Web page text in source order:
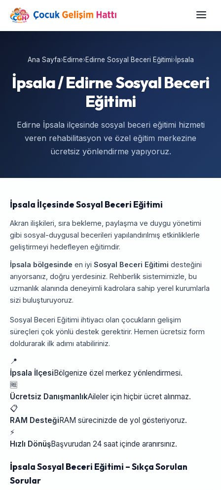
Ana Sayfa›Edirne›Edirne Sosyal Beceri Eğitimi›İpsala
İpsala / Edirne Sosyal Beceri
Eğitimi
Edirne İpsala ilçesinde sosyal beceri eğitimi hizmeti
veren rehabilitasyon ve özel eğitim merkezine
ücretsiz yönlendirme yapıyoruz.
İpsala İlçesinde Sosyal Beceri Eğitimi
Akran ilişkileri, sıra bekleme, paylaşma ve duygu yönetimi
gibi sosyal-duygusal becerileri yapılandırılmış etkinliklerle
geliştirmeyi hedefleyen eğitimdir.
İpsala bölgesinde en iyi Sosyal Beceri Eğitimi desteğini
arıyorsanız, doğru yerdesiniz. Rehberlik sistemimizle, bu
uzmanlık alanında deneyimli kadrolara sahip yerel kurumlarla
sizi buluşturuyoruz.
Sosyal Beceri Eğitimi ihtiyacı olan çocukların gelişim
süreçleri çok yönlü destek gerektirir. Hemen ücretsiz form
doldurarak ilk adımı atabiliriniz.
📍
İpsala İlçesi Bölgenize özel merkez yönlendirmesi.
🆓
Ücretsiz DanışmanlıkAileler için hiçbir ücret alınmaz.
📋
RAM Desteği RAM sürecinizde de yol gösteriyoruz.
⚡
Hızlı DönüşBaşvurudan 24 saat içinde aranırsınız.
İpsala Sosyal Beceri Eğitimi – Sıkça Sorulan
Sorular